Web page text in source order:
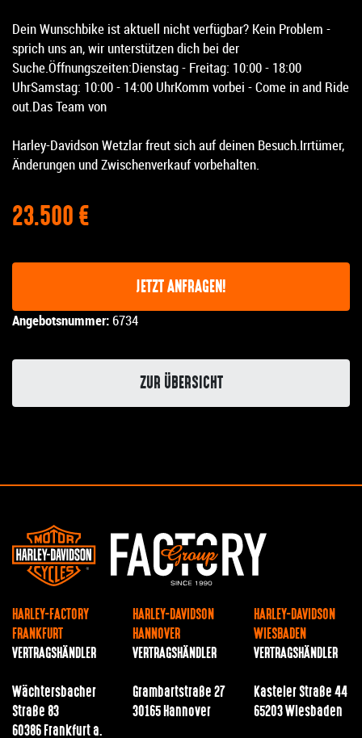
Dein Wunschbike ist aktuell nicht verfügbar? Kein Problem -
sprich uns an, wir unterstützen dich bei der
Suche.Öffnungszeiten:Dienstag - Freitag: 10:00 - 18:00
UhrSamstag: 10:00 - 14:00 UhrKomm vorbei - Come in and Ride
out.Das Team von
Harley-Davidson Wetzlar freut sich auf deinen Besuch.Irrtümer,
Änderungen und Zwischenverkauf vorbehalten.
23.500 €
JETZT ANFRAGEN!
Angebotsnummer:6734
ZUR ÜBERSICHT
HARLEY-FACTORY
FRANKFURT
VERTRAGSHÄNDLER
Wächtersbacher
Straße 83
60386 Frankfurt a.
HARLEY-DAVIDSON
HANNOVER
VERTRAGSHÄNDLER
Grambartstraße 27
30165 Hannover
HARLEY-DAVIDSON
WIESBADEN
VERTRAGSHÄNDLER
Kasteler Straße 44
65203 Wiesbaden